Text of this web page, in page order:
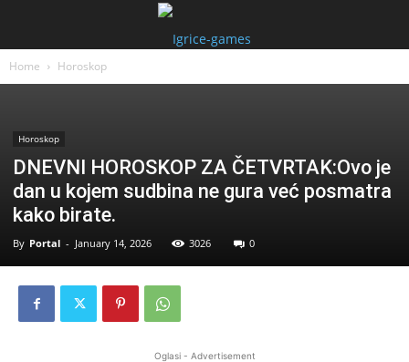
Home Horoskop
Horoskop
DNEVNI HOROSKOP ZA ČETVRTAK:Ovo je
dan u kojem sudbina ne gura već posmatra
kako birate.
By Portal - January 14, 2026 3026 0
Oglasi - Advertisement